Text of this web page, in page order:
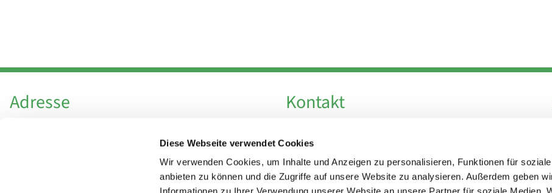
Diese Webseite verwendet Cookies
Wir verwenden Cookies, um Inhalte und Anzeigen zu personalisieren, Funktionen für
anbieten zu können und die Zugriffe auf unsere Website zu analysieren. Außerdem geben
Adresse
Hl. Theresa von Avila Berlin Nordost
Leitender Pfarrer - Norbert Pomplun
Kontakt
Fax +49 30 924 54 18
E-Mailinfo@theresa-von-avila-berlin.de